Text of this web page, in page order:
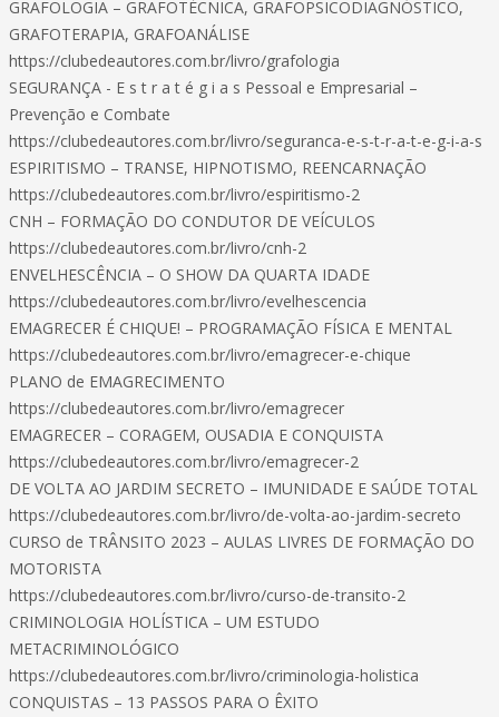
GRAFOLOGIA – GRAFOTÉCNICA, GRAFOPSICODIAGNÓSTICO,
GRAFOTERAPIA, GRAFOANÁLISE
https://clubedeautores.com.br/livro/grafologia
SEGURANÇA - E s t r a t é g i a s Pessoal e Empresarial –
Prevenção e Combate
https://clubedeautores.com.br/livro/seguranca-e-s-t-r-a-t-e-g-i-a-s
ESPIRITISMO – TRANSE, HIPNOTISMO, REENCARNAÇÃO
https://clubedeautores.com.br/livro/espiritismo-2
CNH – FORMAÇÃO DO CONDUTOR DE VEÍCULOS
https://clubedeautores.com.br/livro/cnh-2
ENVELHESCÊNCIA – O SHOW DA QUARTA IDADE
https://clubedeautores.com.br/livro/evelhescencia
EMAGRECER É CHIQUE! – PROGRAMAÇÃO FÍSICA E MENTAL
https://clubedeautores.com.br/livro/emagrecer-e-chique
PLANO de EMAGRECIMENTO
https://clubedeautores.com.br/livro/emagrecer
EMAGRECER – CORAGEM, OUSADIA E CONQUISTA
https://clubedeautores.com.br/livro/emagrecer-2
DE VOLTA AO JARDIM SECRETO – IMUNIDADE E SAÚDE TOTAL
https://clubedeautores.com.br/livro/de-volta-ao-jardim-secreto
CURSO de TRÂNSITO 2023 – AULAS LIVRES DE FORMAÇÃO DO
MOTORISTA
https://clubedeautores.com.br/livro/curso-de-transito-2
CRIMINOLOGIA HOLÍSTICA – UM ESTUDO
METACRIMINOLÓGICO
https://clubedeautores.com.br/livro/criminologia-holistica
CONQUISTAS – 13 PASSOS PARA O ÊXITO